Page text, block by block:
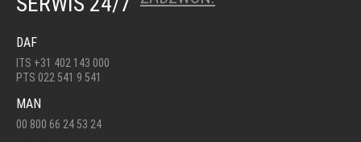
DAF
ITS +31 402 143 000
PTS 022 541 9 541
MAN
00 800 66 24 53 24